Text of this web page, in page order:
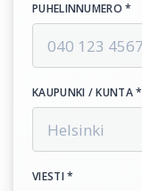
PUHELINNUMERO *
KAUPUNKI / KUNTA *
VIESTI *